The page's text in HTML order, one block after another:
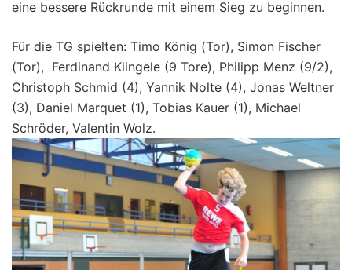
eine bessere Rückrunde mit einem Sieg zu beginnen.
Für die TG spielten: Timo König (Tor), Simon Fischer
(Tor), Ferdinand Klingele (9 Tore), Philipp Menz (9/2),
Christoph Schmid (4), Yannik Nolte (4), Jonas Weltner
(3), Daniel Marquet (1), Tobias Kauer (1), Michael
Schröder, Valentin Wolz.